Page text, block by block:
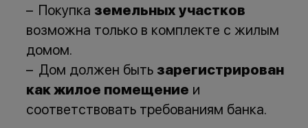
Покупка земельных участков
возможна только в комплекте с жилым
домом.
Дом должен быть зарегистрирован
как жилое помещение и
соответствовать требованиям банка.